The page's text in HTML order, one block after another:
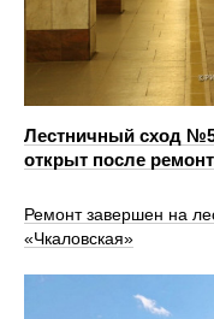
Лестничный сход №5
открыт после
Ремонт завершен на
«Чкаловская»